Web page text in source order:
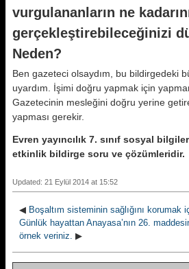
vurgulananların ne
gerçekleştirebileceğinizi
Neden?
Ben gazeteci olsaydım, bu bildirgedeki
uyardım. İşimi doğru yapmak için
Gazetecinin mesleğini doğru yerine
yapması gerekir.
Evren yayıncılık 7. sınıf sosyal
etkinlik bildirge soru ve çözümleridir.
Updated: 21 Eylül 2014 at 15:52
◀ Boşaltım sisteminin sağlığını korumak
Günlük hayattan Anayasa’nın 26.
örnek veriniz. ▶